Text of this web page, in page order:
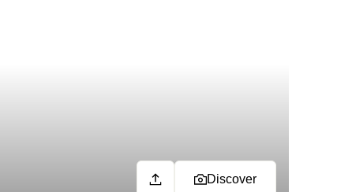
Discover